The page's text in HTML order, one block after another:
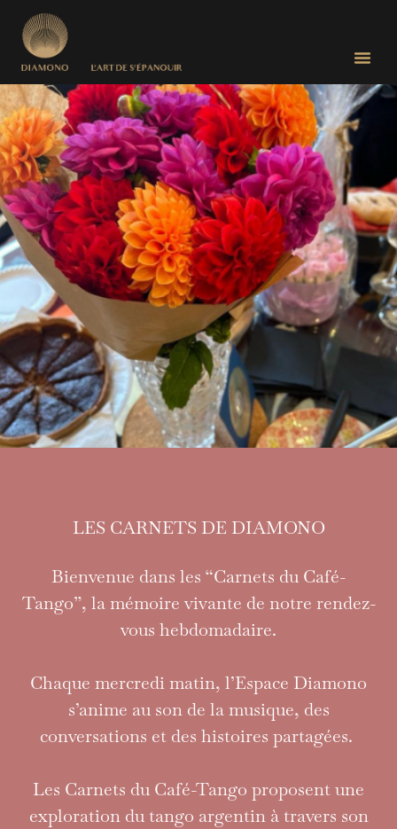
LA MÉMOIRE
VIVANTE DE NOS
RENCONTRES
LES CARNETS DE DIAMONO
Bienvenue dans les “Carnets du Café-
Tango”, la mémoire vivante de notre rendez-
vous hebdomadaire.
Chaque mercredi matin, l’Espace Diamono
s’anime au son de la musique, des
conversations et des histoires partagées.
Les Carnets du Café-Tango proposent une
exploration du tango argentin à travers son